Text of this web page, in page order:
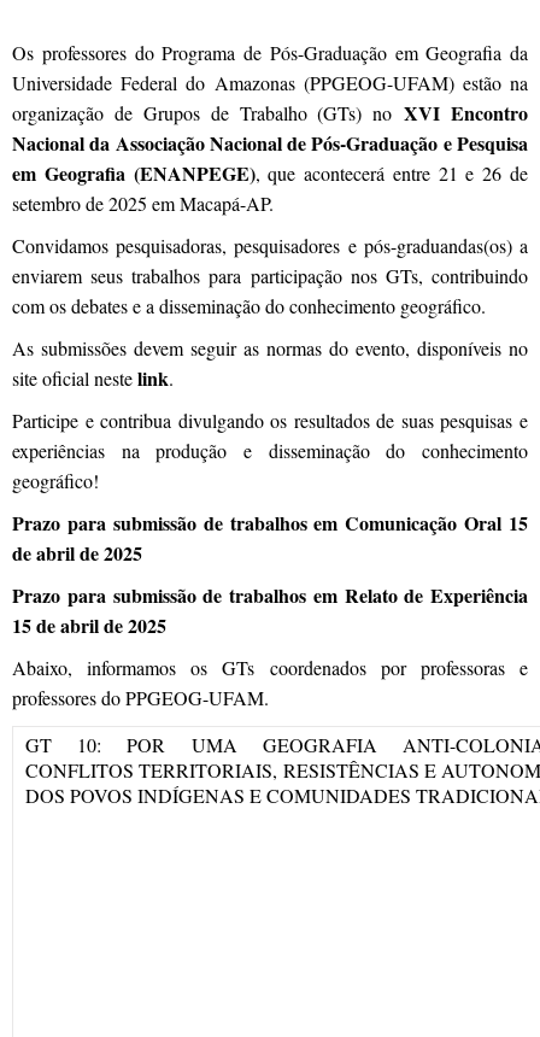
Os professores do Programa de Pós-Graduação em Geografia da
Universidade Federal do Amazonas (PPGEOG-UFAM) estão na
organização de Grupos de Trabalho (GTs) noXVI Encontro
Nacional da Associação Nacional de Pós-Graduação e Pesquisa
em Geografia (ENANPEGE), que acontecerá entre 21 e 26 de
setembro de 2025 em Macapá-AP.
Convidamos pesquisadoras, pesquisadores e pós-graduandas(os) a
enviarem seus trabalhos para participação nos GTs, contribuindo
com os debates e a disseminação do conhecimento geográfico.
As submissões devem seguir as normas do evento, disponíveis no
site oficial nestelink.
Participe e contribua divulgando os resultados de suas pesquisas e
experiências na produção e disseminação do conhecimento
geográfico!
Prazo para submissão de trabalhos em Comunicação Oral 15
de abril de 2025
Prazo para submissão de trabalhos em Relato de Experiência
15 de abril de 2025
Abaixo, informamos os GTs coordenados por professoras e
professores do PPGEOG-UFAM.
GT 10: POR UMA GEOGRAFIA ANTI-
CONFLITOS TERRITORIAIS, RESISTÊNCIAS E
DOS POVOS INDÍGENAS E COMUNIDADES